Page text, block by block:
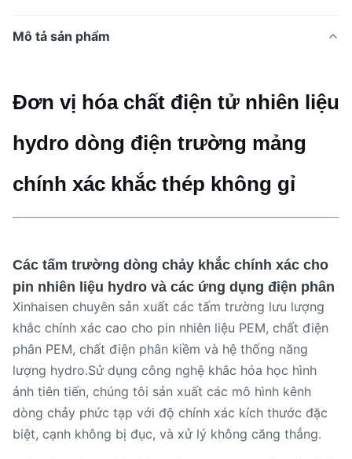
Mô tả sản phẩm
Đơn vị hóa chất điện tử nhiên liệu
hydro dòng điện trường mảng
chính xác khắc thép không gỉ
Các tấm trường dòng chảy khắc chính xác cho
pin nhiên liệu hydro và các ứng dụng điện phân
Xinhaisen chuyên sản xuất các tấm trường lưu lượng
khắc chính xác cao cho pin nhiên liệu PEM, chất điện
phân PEM, chất điện phân kiềm và hệ thống năng
lượng hydro.Sử dụng công nghệ khắc hóa học hình
ảnh tiên tiến, chúng tôi sản xuất các mô hình kênh
dòng chảy phức tạp với độ chính xác kích thước đặc
biệt, cạnh không bị đục, và xử lý không căng thẳng.